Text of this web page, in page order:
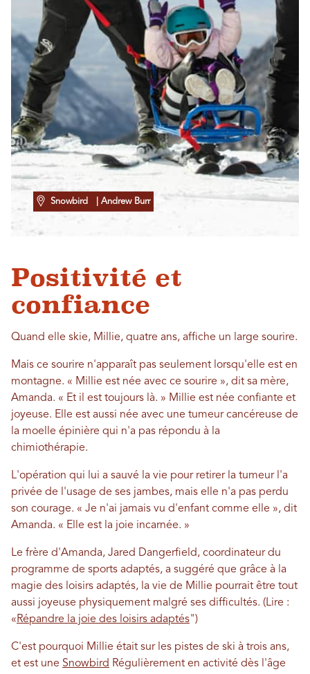
Snowbird | Andrew Burr
Positivité et
confiance
Quand elle skie, Millie, quatre ans, affiche un large sourire.
Mais ce sourire n'apparaît pas seulement lorsqu'elle est en
montagne. « Millie est née avec ce sourire », dit sa mère,
Amanda. « Et il est toujours là. » Millie est née confiante et
joyeuse. Elle est aussi née avec une tumeur cancéreuse de
la moelle épinière qui n'a pas répondu à la
chimiothérapie.
L'opération qui lui a sauvé la vie pour retirer la tumeur l'a
privée de l'usage de ses jambes, mais elle n'a pas perdu
son courage. « Je n'ai jamais vu d'enfant comme elle », dit
Amanda. « Elle est la joie incarnée. »
Le frère d'Amanda, Jared Dangerfield, coordinateur du
programme de sports adaptés, a suggéré que grâce à la
magie des loisirs adaptés, la vie de Millie pourrait être tout
aussi joyeuse physiquement malgré ses difficultés. (Lire :
«Répandre la joie des loisirs adaptés")
C'est pourquoi Millie était sur les pistes de ski à trois ans,
et est une Snowbird Régulièrement en activité dès l'âge